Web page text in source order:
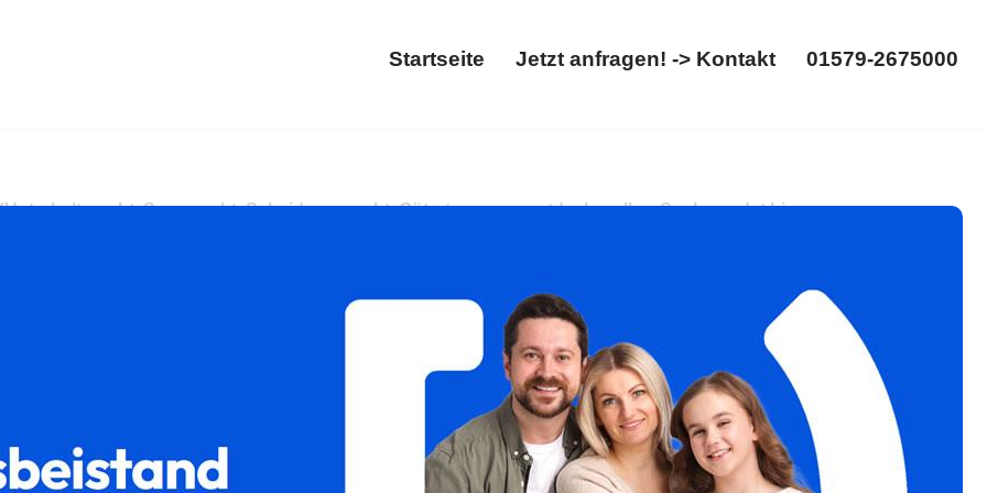
Startseite Jetzt anfragen! -> Kontakt 01579-2675000
Sorgerecht, Scheidungsrecht, Gütertrennung entdecken. Ihre Suche endet hier: